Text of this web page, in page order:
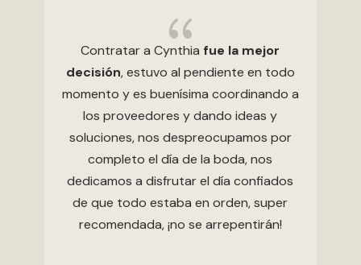
{
Contratar a Cynthia fue la mejor
decisión, estuvo al pendiente en todo
momento y es buenísima coordinando a
los proveedores y dando ideas y
soluciones, nos despreocupamos por
completo el día de la boda, nos
dedicamos a disfrutar el día confiados
de que todo estaba en orden, super
recomendada, ¡no se arrepentirán!